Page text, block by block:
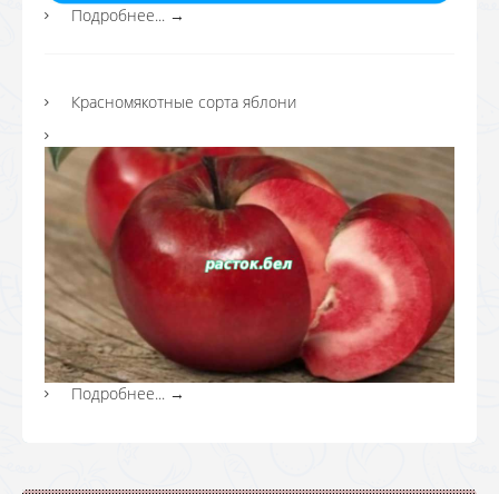
Подробнее... →
Красномякотные сорта яблони
Подробнее... →